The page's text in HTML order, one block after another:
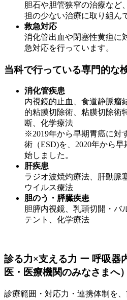
胆石や胆管狭窄の治療など
担の少ない治療に取り組ん
救急対応
消化管出血や閉塞性黄疸に
急対応を行っています。
当科で行っている専門的な
消化管疾患
内視鏡的止血、食道静脈瘤
的粘膜切除術、粘膜切除術
断、化学療法
※2019年から早期胃癌に対
術（ESD)を、2020年から
始しました。
肝疾患
ラジオ波焼灼療法、肝動脈
ウイルス療法
胆のう・膵臓疾患
胆膵内視鏡、乳頭切開・バ
テント、化学療法
診る力×支える力 ー 呼吸器
医・医療機関のみなさまへ）
診療範囲・対応力・連携体制を、